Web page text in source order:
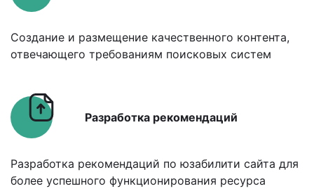
Создание и размещение качественного контента,
отвечающего требованиям поисковых систем
Разработка рекомендаций
Разработка рекомендаций по юзабилити сайта для
более успешного функционирования ресурса